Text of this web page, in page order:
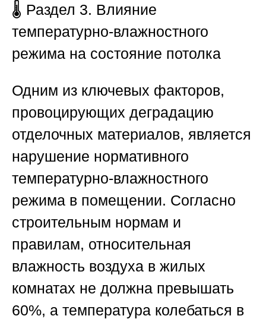
🌡️ Раздел 3. Влияние
температурно-влажностного
режима на состояние потолка
Одним из ключевых факторов,
провоцирующих деградацию
отделочных материалов, является
нарушение нормативного
температурно-влажностного
режима в помещении. Согласно
строительным нормам и
правилам, относительная
влажность воздуха в жилых
комнатах не должна превышать
60%, а температура колебаться в